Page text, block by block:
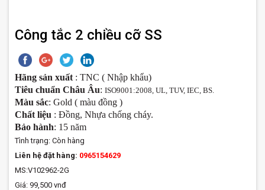
Công tắc 2 chiều cỡ SS
Hãng sản xuất : TNC ( Nhập khẩu)
Tiêu chuẩn Châu Âu: ISO9001:2008, UL, TUV, IEC, BS.
Màu sắc: Gold ( màu đồng )
Chất liệu : Đồng, Nhựa chống cháy.
Bảo hành: 15 năm
Tình trạng: Còn hàng
Liên hệ đặt hàng: 0965154629
MS:V102962-2G
Giá: 99,500 vnđ